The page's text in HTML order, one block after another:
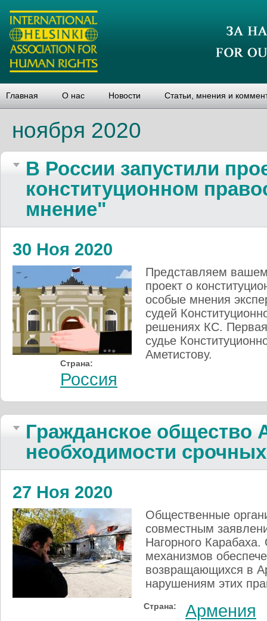
Главная О нас Новости Статьи, мнения и
ноября 2020
В России запустили
конституционном
мнение"
30 Ноя 2020
Представляем
проект о
особые мнения
судей
решениях КС.
судье
Аметистову.
Страна:
Россия
Гражданское общество
необходимости
27 Ноя 2020
Общественные
совместным
Нагорного
механизмов
возвращающихся в
нарушениям этих
Страна: Армения